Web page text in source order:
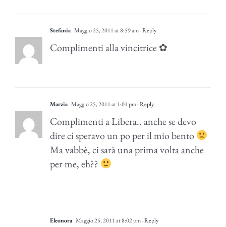
Stefania Maggio 25, 2011 at 8:59 am- Reply
Complimenti alla vincitrice ✿
Marzia Maggio 25, 2011 at 1:01 pm- Reply
Complimenti a Libera.. anche se devo
dire ci speravo un po per il mio bento
Ma vabbè, ci sarà una prima volta anche
per me, eh??
Eleonora Maggio 25, 2011 at 8:02 pm- Reply